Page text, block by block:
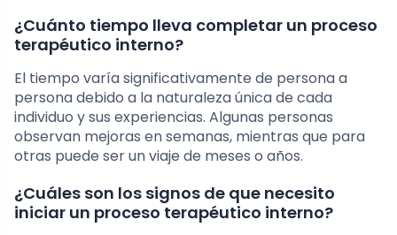
¿Cuánto tiempo lleva completar un proceso
terapéutico interno?
El tiempo varía significativamente de persona a
persona debido a la naturaleza única de cada
individuo y sus experiencias. Algunas personas
observan mejoras en semanas, mientras que para
otras puede ser un viaje de meses o años.
¿Cuáles son los signos de que necesito
iniciar un proceso terapéutico interno?